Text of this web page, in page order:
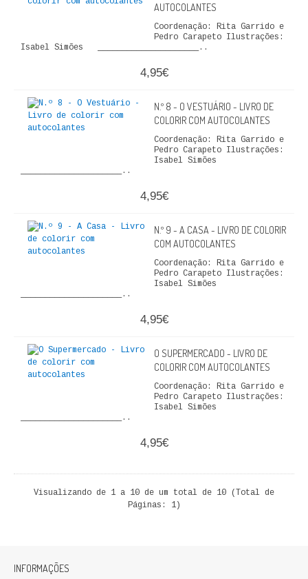
AUTOCOLANTES
Coordenação: Rita Garrido e
Pedro Carapeto Ilustrações:
Isabel Simões _____________________..
4,95€
N.º 8 - O VESTUÁRIO - LIVRO DE
COLORIR COM AUTOCOLANTES
Coordenação: Rita Garrido e
Pedro Carapeto Ilustrações:
Isabel Simões
_____________________..
4,95€
N.º 9 - A CASA - LIVRO DE COLORIR
COM AUTOCOLANTES
Coordenação: Rita Garrido e
Pedro Carapeto Ilustrações:
Isabel Simões
_____________________..
4,95€
O SUPERMERCADO - LIVRO DE
COLORIR COM AUTOCOLANTES
Coordenação: Rita Garrido e
Pedro Carapeto Ilustrações:
Isabel Simões
_____________________..
4,95€
Visualizando de 1 a 10 de um total de 10 (Total de
Páginas: 1)
INFORMAÇÕES